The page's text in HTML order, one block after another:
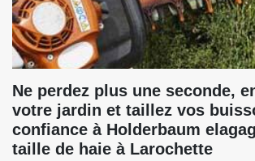
Ne perdez plus une seconde,
votre jardin et taillez vos
confiance à Holderbaum
taille de haie à Larochette